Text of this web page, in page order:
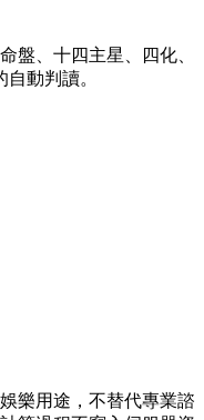
盤、十四主星、四化、
動判讀。
樂用途，不替代專業諮